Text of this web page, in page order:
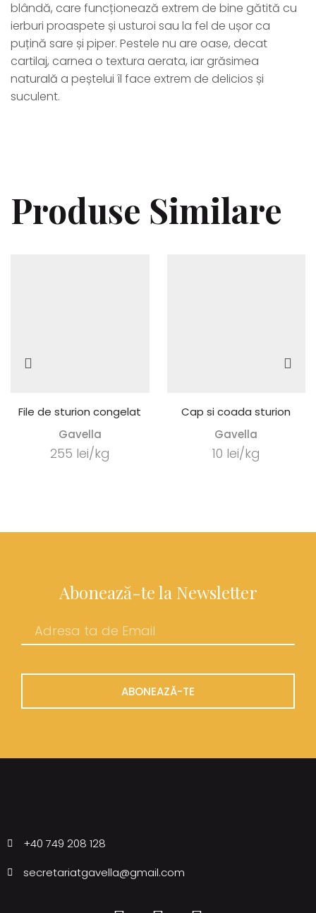
blândă, care funcționează extrem de bine gătită cu
ierburi proaspete și usturoi sau la fel de ușor ca
puțină sare și piper. Pestele nu are oase, decat
cartilaj, carnea o textura aerata, iar grăsimea
naturală a peștelui îl face extrem de delicios și
suculent.
Produse Similare
File de sturion congelat
Gavella
255 lei/kg
Cap si coada sturion
Gavella
10 lei/kg
Abonează-te la Newsletter
ABONEAZĂ-TE
+40 749 208 128
secretariatgavella@gmail.com